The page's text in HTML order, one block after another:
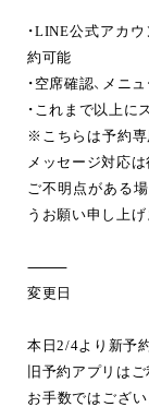
・LINE公式アカ
約可能
・空席確認、メニ
・これまで以上
※こちらは予約
メッセージ対応は
ご不明点がある
うお願い申し上げ
⸻
変更日
本日2/4より新予
旧予約アプリは
お手数ではござ